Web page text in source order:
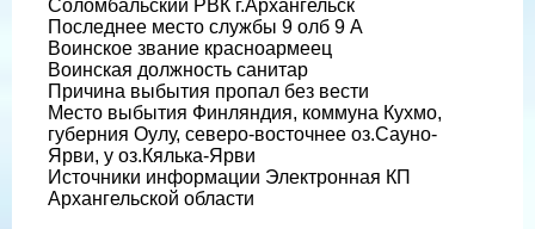
Соломбальский РВК г.Архангельск
Последнее место службы 9 олб 9 А
Воинское звание красноармеец
Воинская должность санитар
Причина выбытия пропал без вести
Место выбытия Финляндия, коммуна Кухмо,
губерния Оулу, северо-восточнее оз.Сауно-
Ярви, у оз.Кялька-Ярви
Источники информации Электронная КП
Архангельской области